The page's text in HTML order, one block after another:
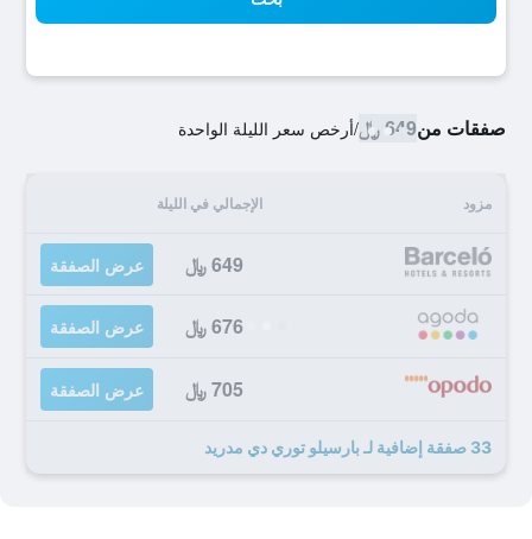
صفقات من649 ﷼ /أرخص سعر الليلة الواحدة
مزود الإجمالي في الليلة
649 ﷼ عرض الصفقة
676 ﷼ عرض الصفقة
705 ﷼ عرض الصفقة
33 صفقة إضافية لـ بارسيلو توري دي مدريد